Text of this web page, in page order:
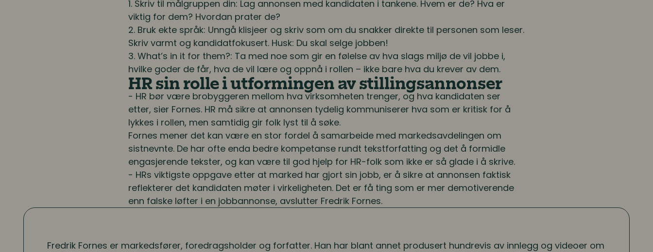
1. Skriv til målgruppen din: Lag annonsen med kandidaten i tankene. Hvem er de? Hva er
viktig for dem? Hvordan prater de?
2. Bruk ekte språk: Unngå klisjeer og skriv som om du snakker direkte til personen som leser.
Skriv varmt og kandidatfokusert. Husk: Du skal selge jobben!
3. What’s in it for them?: Ta med noe som gir en følelse av hva slags miljø de vil jobbe i,
hvilke goder de får, hva de vil lære og oppnå i rollen – ikke bare hva du krever av dem.
HR sin rolle i utformingen av stillingsannonser
- HR bør være brobyggeren mellom hva virksomheten trenger, og hva kandidaten ser
etter, sier Fornes. HR må sikre at annonsen tydelig kommuniserer hva som er kritisk for å
lykkes i rollen, men samtidig gir folk lyst til å søke.
Fornes mener det kan være en stor fordel å samarbeide med markedsavdelingen om
sistnevnte. De har ofte enda bedre kompetanse rundt tekstforfatting og det å formidle
engasjerende tekster, og kan være til god hjelp for HR-folk som ikke er så glade i å skrive.
- HRs viktigste oppgave etter at marked har gjort sin jobb, er å sikre at annonsen faktisk
reflekterer det kandidaten møter i virkeligheten. Det er få ting som er mer demotiverende
enn falske løfter i en jobbannonse, avslutter Fredrik Fornes.
Fredrik Fornes er markedsfører, foredragsholder og forfatter. Han har blant annet produsert hundrevis av innlegg og videoer om